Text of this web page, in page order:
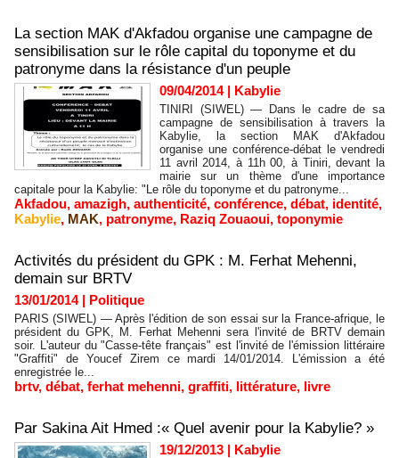
La section MAK d'Akfadou organise une campagne de
sensibilisation sur le rôle capital du toponyme et du
patronyme dans la résistance d'un peuple
09/04/2014| Kabylie
TINIRI (SIWEL) — Dans le cadre de sa
campagne de sensibilisation à travers la
Kabylie, la section MAK d'Akfadou
organise une conférence-débat le vendredi
11 avril 2014, à 11h 00, à Tiniri, devant la
mairie sur un thème d'une importance
capitale pour la Kabylie: "Le rôle du toponyme et du patronyme...
Akfadou, amazigh, authenticité, conférence, débat, identité,
Kabylie, MAK, patronyme, Raziq Zouaoui, toponymie
Activités du président du GPK : M. Ferhat Mehenni,
demain sur BRTV
13/01/2014| Politique
PARIS (SIWEL) — Après l'édition de son essai sur la France-afrique, le
président du GPK, M. Ferhat Mehenni sera l'invité de BRTV demain
soir. L'auteur du "Casse-tête français" est l'invité de l'émission littéraire
"Graffiti" de Youcef Zirem ce mardi 14/01/2014. L'émission a été
enregistrée le...
brtv, débat, ferhat mehenni, graffiti, littérature, livre
Par Sakina Ait Hmed :« Quel avenir pour la Kabylie? »
19/12/2013 | Kabylie